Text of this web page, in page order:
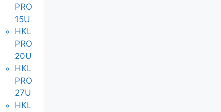
PRO
15U
HKL
PRO
20U
HKL
PRO
27U
HKL